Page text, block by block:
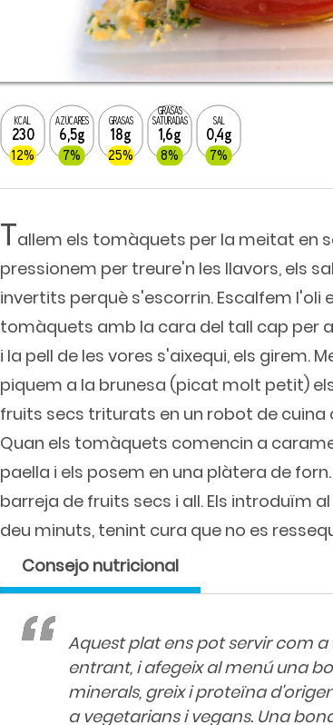
KCAL
230
12%
AZÚCARES
6,5g
7%
GRASAS
18g
25%
GRASAS
SATURADAS
1,6g
8%
SAL
0,4g
7%
Tallem els tomàquets per la meitat en
pressionem per treure'n les llavors, els
invertits perquè s'escorrin. Escalfem l'oli
tomàquets amb la cara del tall cap per
i la pell de les vores s'aixequi, els girem.
piquem a la brunesa (picat molt petit)
fruits secs triturats en un robot de
Quan els tomàquets comencin a
paella i els posem en una plàtera de
barreja de fruits secs i all. Els introduïm
deu minuts, tenint cura que no es
Consejo nutricional
Aquest plat ens pot servir com
entrant, i afegeix al menú una
minerals, greix i proteïna
a vegetarians i vegans. Una